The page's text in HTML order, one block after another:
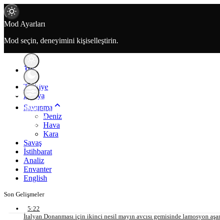
Mod
değiştir
Mod Ayarları
Mod seçin, deneyimini kişiselleştirin.
Gündüz
Modu
modunu
seçin.
Gece
ModuGece
modunu
seçin.
Sistem
ModuSistem
modunu
seçin.
Türkiye
Dünya
Savunma
Deniz
Hava
Kara
Savaş
İstihbarat
Analiz
Envanter
English
Son Gelişmeler
5:22
İtalyan Donanması için ikinci nesil mayın avcısı gemisinde lamosyon